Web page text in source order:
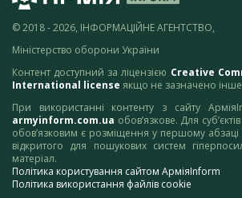
© 2018 - 2026, ІНФОРМАЦІЙНЕ АГЕНТСТВО,
Міністерство оборони України
Контент доступний за ліцензією Creative
International license якщо не зазначено
При використанні контенту з сайту
armyinform.com.ua обов’язкове. Для
обов’язковим є розміщення у першому абзаці
відкритого для пошукових систем
матеріал.
Політика користування сайтом АрміяInform
Політика використання файлів cookie